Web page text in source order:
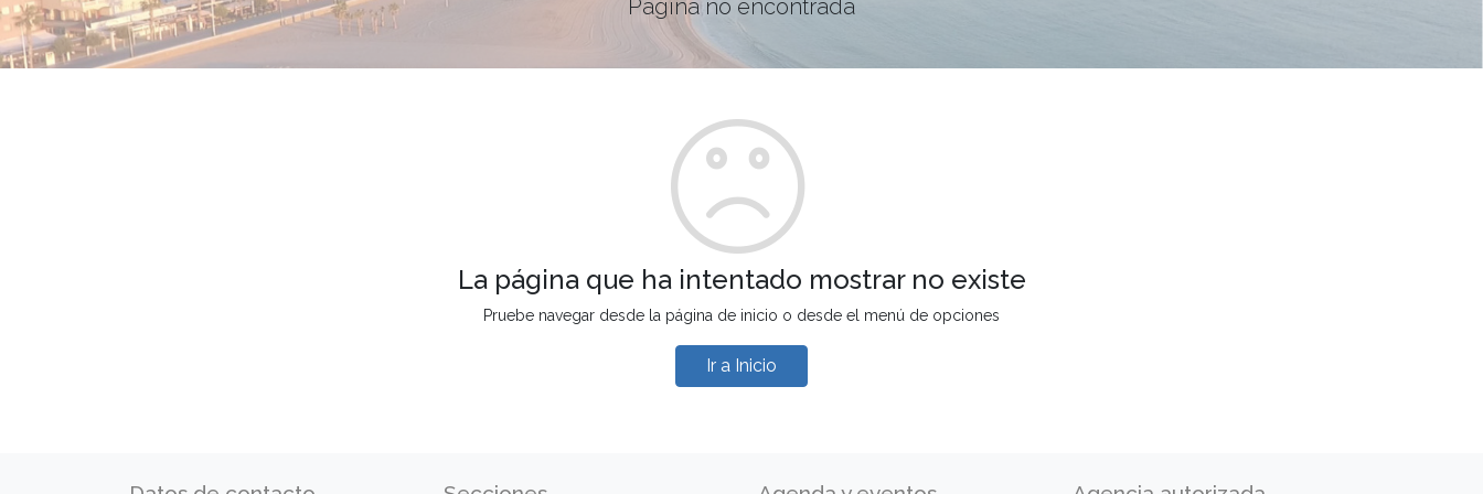
Página no encontrada
La página que ha intentado mostrar no existe
Pruebe navegar desde la página de inicio o desde el menú de opciones
Ir a Inicio